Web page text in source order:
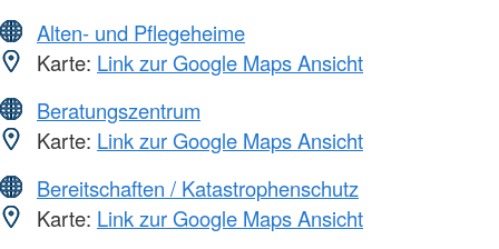
Alten- und Pflegeheime
Karte: Link zur Google Maps Ansicht
Beratungszentrum
Karte: Link zur Google Maps Ansicht
Bereitschaften / Katastrophenschutz
Karte: Link zur Google Maps Ansicht